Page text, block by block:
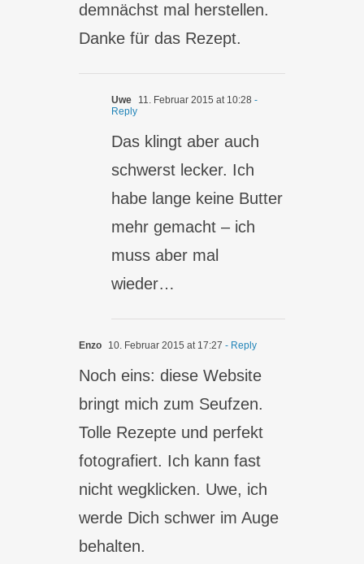
demnächst mal herstellen.
Danke für das Rezept.
Uwe 11. Februar 2015 at 10:28 -
Reply
Das klingt aber auch
schwerst lecker. Ich
habe lange keine Butter
mehr gemacht – ich
muss aber mal
wieder…
Enzo 10. Februar 2015 at 17:27 - Reply
Noch eins: diese Website
bringt mich zum Seufzen.
Tolle Rezepte und perfekt
fotografiert. Ich kann fast
nicht wegklicken. Uwe, ich
werde Dich schwer im Auge
behalten.